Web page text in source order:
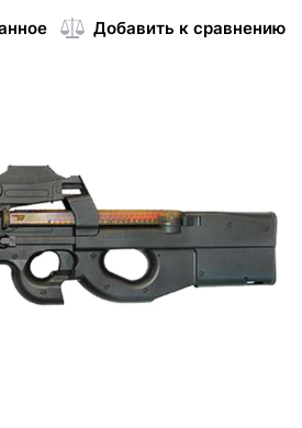
Добавить к сравнению